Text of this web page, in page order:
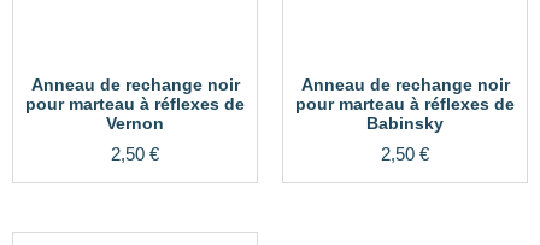
Anneau de rechange noir
pour marteau à réflexes de
Vernon
2,50 €
Anneau de rechange noir
pour marteau à réflexes de
Babinsky
2,50 €